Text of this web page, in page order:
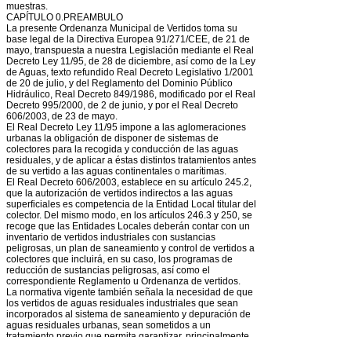
muestras.
CAPÍTULO 0.PREAMBULO
La presente Ordenanza Municipal de Vertidos toma su
base legal de la Directiva Europea 91/271/CEE, de 21 de
mayo, transpuesta a nuestra Legislación mediante el Real
Decreto Ley 11/95, de 28 de diciembre, así como de la Ley
de Aguas, texto refundido Real Decreto Legislativo 1/2001
de 20 de julio, y del Reglamento del Dominio Público
Hidráulico, Real Decreto 849/1986, modificado por el Real
Decreto 995/2000, de 2 de junio, y por el Real Decreto
606/2003, de 23 de mayo.
El Real Decreto Ley 11/95 impone a las aglomeraciones
urbanas la obligación de disponer de sistemas de
colectores para la recogida y conducción de las aguas
residuales, y de aplicar a éstas distintos tratamientos antes
de su vertido a las aguas continentales o marítimas.
El Real Decreto 606/2003, establece en su artículo 245.2,
que la autorización de vertidos indirectos a las aguas
superficiales es competencia de la Entidad Local titular del
colector. Del mismo modo, en los artículos 246.3 y 250, se
recoge que las Entidades Locales deberán contar con un
inventario de vertidos industriales con sustancias
peligrosas, un plan de saneamiento y control de vertidos a
colectores que incluirá, en su caso, los programas de
reducción de sustancias peligrosas, así como el
correspondiente Reglamento u Ordenanza de vertidos.
La normativa vigente también señala la necesidad de que
los vertidos de aguas residuales industriales que sean
incorporados al sistema de saneamiento y depuración de
aguas residuales urbanas, sean sometidos a un